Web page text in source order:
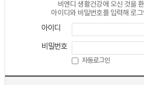
비엔디 생활건강에 오신 것을
아이디와 비밀번호를 입력해 로
아이디
비밀번호
자동로그인